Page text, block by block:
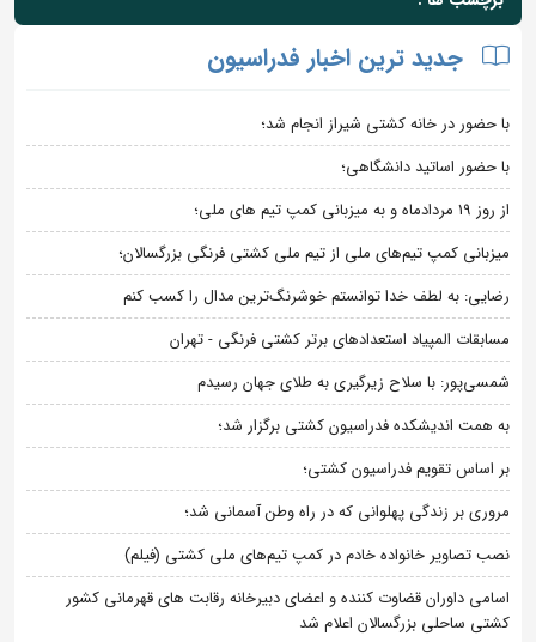
جدید ترین اخبار فدراسیون
با حضور در خانه کشتی شیراز انجام شد؛
با حضور اساتید دانشگاهی؛
از روز 19 مردادماه و به میزبانی کمپ تیم های ملی؛
میزبانی کمپ تیم‌های ملی از تیم ملی کشتی فرنگی بزرگسالان؛
رضایی: به لطف خدا توانستم خوشرنگ‌ترین مدال را کسب کنم
مسابقات المپیاد استعدادهای برتر کشتی فرنگی - تهران
شمسی‌پور: با سلاح زیرگیری به طلای جهان رسیدم
به همت اندیشکده فدراسیون کشتی برگزار شد؛
بر اساس تقویم فدراسیون کشتی؛
مروری بر زندگی پهلوانی که در راه وطن آسمانی شد؛
نصب تصاویر خانواده خادم در کمپ تیم‌های ملی کشتی (فیلم)
اسامی داوران قضاوت کننده و اعضای دبیرخانه رقابت های قهرمانی کشور
کشتی ساحلی بزرگسالان اعلام شد